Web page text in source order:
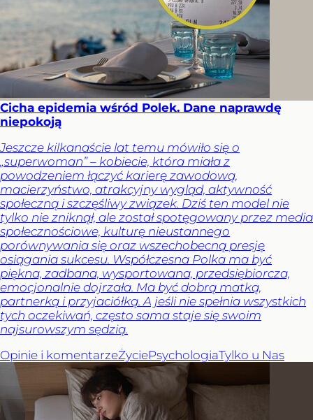
Cicha epidemia wśród Polek. Dane naprawdę
niepokoją
Jeszcze kilkanaście lat temu mówiło się o
„superwoman” – kobiecie, która miała z
powodzeniem łączyć karierę zawodową,
macierzyństwo, atrakcyjny wygląd, aktywność
społeczną i szczęśliwy związek. Dziś ten model nie
tylko nie zniknął, ale został spotęgowany przez media
społecznościowe, kulturę nieustannego
porównywania się oraz wszechobecną presję
osiągania sukcesu. Współczesna Polka ma być
piękna, zadbana, wysportowana, przedsiębiorcza,
emocjonalnie dojrzała. Ma być dobrą matką,
partnerką i przyjaciółką. A jeśli nie spełnia wszystkich
tych oczekiwań, często sama staje się swoim
najsurowszym sędzią.
Opinie i komentarzeŻyciePsychologiaTylko u Nas